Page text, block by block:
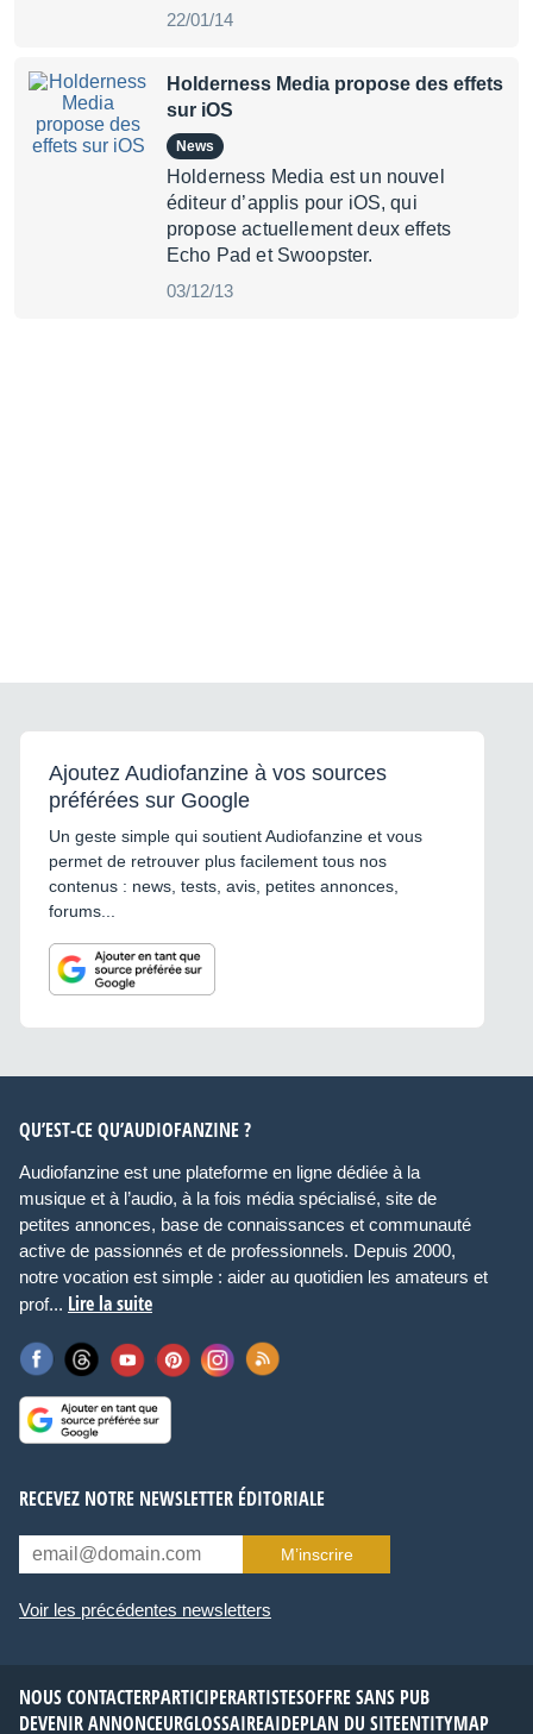
22/01/14
Holderness Media propose des effets
sur iOS
News
Holderness Media est un nouvel
éditeur d’applis pour iOS, qui
propose actuellement deux effets
Echo Pad et Swoopster.
03/12/13
Ajoutez Audiofanzine à vos sources
préférées sur Google
Un geste simple qui soutient Audiofanzine et vous
permet de retrouver plus facilement tous nos
contenus : news, tests, avis, petites annonces,
forums...
QU’EST-CE QU’AUDIOFANZINE ?
Audiofanzine est une plateforme en ligne dédiée à la
musique et à l’audio, à la fois média spécialisé, site de
petites annonces, base de connaissances et communauté
active de passionnés et de professionnels. Depuis 2000,
notre vocation est simple : aider au quotidien les amateurs et
prof... Lire la suite
RECEVEZ NOTRE NEWSLETTER ÉDITORIALE
M’inscrire
Voir les précédentes newsletters
NOUS CONTACTERPARTICIPERARTISTESOFFRE SANS PUB
DEVENIR ANNONCEURGLOSSAIREAIDEPLAN DU SITEENTITYMAP